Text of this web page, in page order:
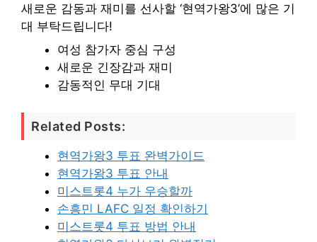
새로운 감동과 재미를 선사할 ‘현역가왕3’에 많은 기
대 부탁드립니다!
여성 참가자 중심 구성
새로운 긴장감과 재미
감동적인 무대 기대
Related Posts:
현역가왕3 투표 완벽가이드
현역가왕3 투표 안내
미스트롯4 누가 우승할까
손흥민 LAFC 일정 확인하기
미스트롯4 투표 방법 안내